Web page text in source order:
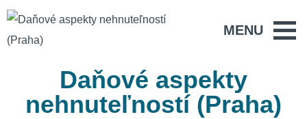
MENU
Daňové aspekty
nehnuteľností (Praha)